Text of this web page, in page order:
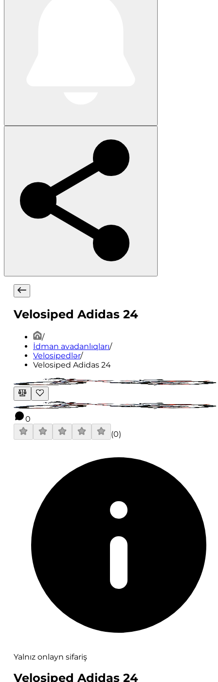
Velosiped Adidas 24
/
İdman avadanlıqları/
Velosipedlər/
Velosiped Adidas 24
0
(0)
Yalnız onlayn sifariş
Velosiped Adidas 24